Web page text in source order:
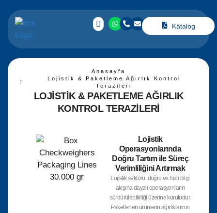
Katalog
Anasayfa
Lojistik & Paketleme Ağırlık Kontrol
Terazileri
LOJISTIK & PAKETLEME AĞIRLIK
KONTROL TERAZILERI
Lojistik
Operasyonlarında
Doğru Tartım ile Süreç
Verimliliğini Artırmak
Lojistik sektörü, doğru ve hızlı bilgi
akışına dayalı operasyonların
sürdürülebilirliği üzerine kuruludur.
Paketlenen ürünlerin ağırlıklarının